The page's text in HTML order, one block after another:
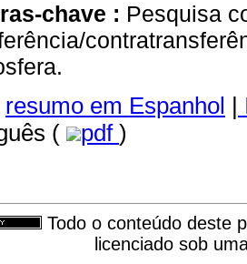
chave : Pesquisa
resumo em Espanhol |
(
pdf )
Todo o conteúdo deste
licenciado sob